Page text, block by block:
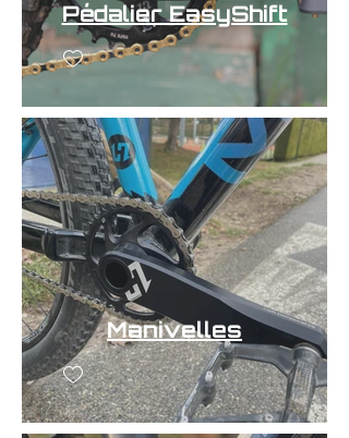
Pédalier EasyShift
Manivelles